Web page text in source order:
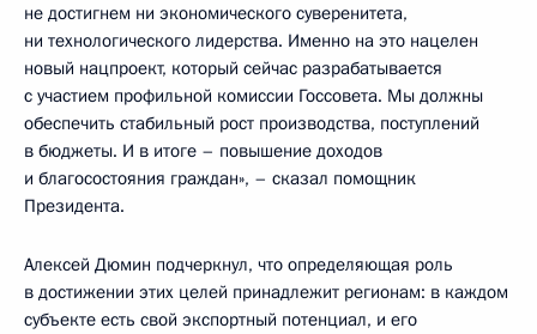
не достигнем ни экономического суверенитета,
ни технологического лидерства. Именно на это нацелен
новый нацпроект, который сейчас разрабатывается
с участием профильной комиссии Госсовета. Мы должны
обеспечить стабильный рост производства, поступлений
в бюджеты. И в итоге – повышение доходов
и благосостояния граждан», – сказал помощник
Президента.
Алексей Дюмин подчеркнул, что определяющая роль
в достижении этих целей принадлежит регионам: в каждом
субъекте есть свой экспортный потенциал, и его